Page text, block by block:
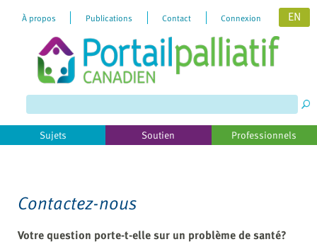
website
includes
an
À propos Publications Contact Connexion EN
Sujets Soutien Professionnels
Contactez-nous
Votre question porte-t-elle sur un problème de santé?